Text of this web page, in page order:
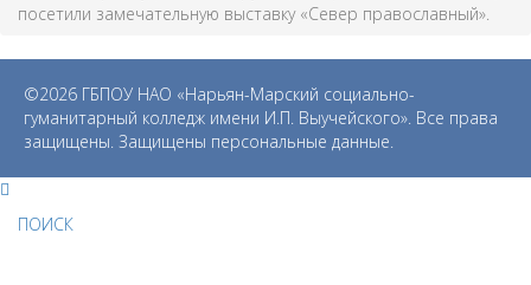
посетили замечательную выставку «Север православный».
©2026 ГБПОУ НАО «Нарьян-Марский социально-
гуманитарный колледж имени И.П. Выучейского». Все права
защищены. Защищены персональные данные.
ПОИСК